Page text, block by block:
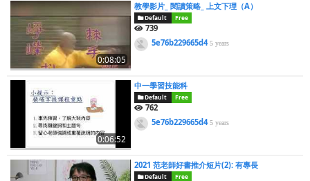
0:08:05
教學影片_ 閱讀策略_ 上文下理（A）
Default Free
739
5e76b229665d45 years
0:06:52
中一學習技能科
Default Free
762
5e76b229665d45 years
2021 范老師好書推介短片(2): 有專長
Default Free